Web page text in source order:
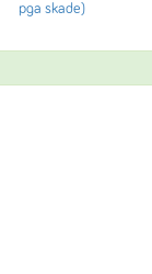
pga skade)